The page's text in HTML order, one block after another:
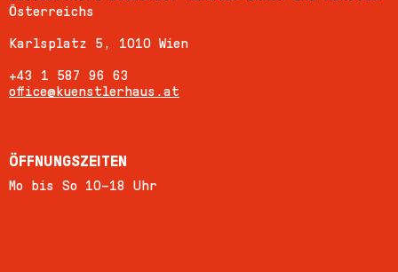
Österreichs
Karlsplatz 5, 1010 Wien
+43 1 587 96 63
office@kuenstlerhaus.at
ÖFFNUNGSZEITEN
Mo bis So 10–18 Uhr